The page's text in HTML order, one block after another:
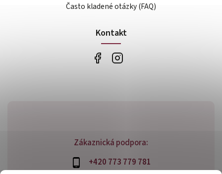
Zákaznická podpora:
+420 773 779 781
Často kladené otázky (FAQ)
Kontakt